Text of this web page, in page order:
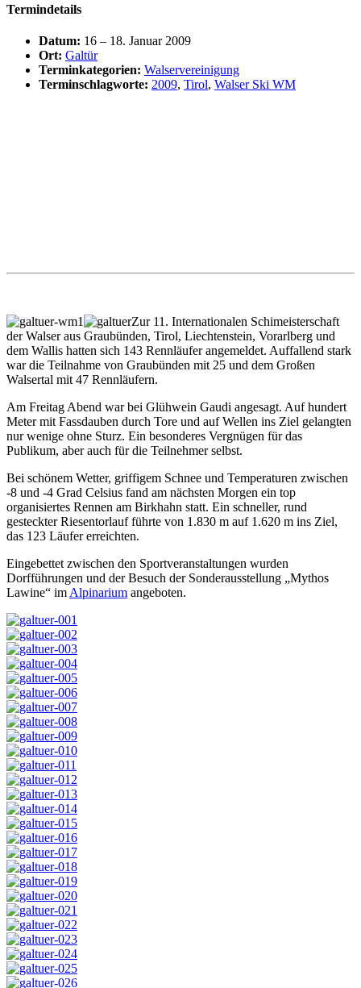
Termindetails
Datum: 16 – 18. Januar 2009
Ort: Galtür
Terminkategorien: Walservereinigung
Terminschlagworte: 2009, Tirol, Walser Ski WM
Zur 11. Internationalen Schimeisterschaft
der Walser aus Graubünden, Tirol, Liechtenstein, Vorarlberg und
dem Wallis hatten sich 143 Rennläufer angemeldet. Auffallend stark
war die Teilnahme von Graubünden mit 25 und dem Großen
Walsertal mit 47 Rennläufern.
Am Freitag Abend war bei Glühwein Gaudi angesagt. Auf hundert
Meter mit Fassdauben durch Tore und auf Wellen ins Ziel gelangten
nur wenige ohne Sturz. Ein besonderes Vergnügen für das
Publikum, aber auch für die Teilnehmer selbst.
Bei schönem Wetter, griffigem Schnee und Temperaturen zwischen
-8 und -4 Grad Celsius fand am nächsten Morgen ein top
organisiertes Rennen am Birkhahn statt. Ein schneller, rund
gesteckter Riesentorlauf führte von 1.830 m auf 1.620 m ins Ziel,
das 123 Läufer erreichten.
Eingebettet zwischen den Sportveranstaltungen wurden
Dorfführungen und der Besuch der Sonderausstellung „Mythos
Lawine“ im Alpinarium angeboten.